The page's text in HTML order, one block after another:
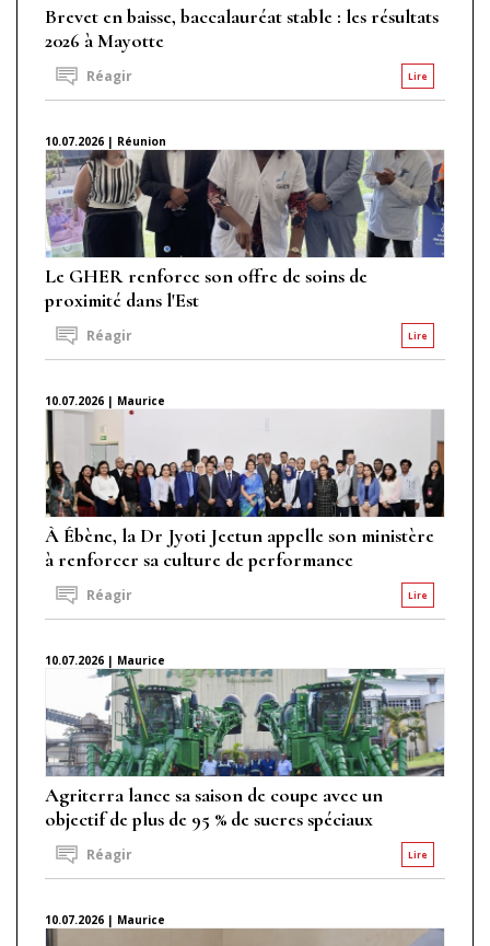
Brevet en baisse, baccalauréat stable : les résultats
2026 à Mayotte
Lire
Réagir
10.07.2026 | Réunion
Le GHER renforce son offre de soins de
proximité dans l'Est
Lire
Réagir
10.07.2026 | Maurice
À Ébène, la Dr Jyoti Jeetun appelle son ministère
à renforcer sa culture de performance
Lire
Réagir
10.07.2026 | Maurice
Agriterra lance sa saison de coupe avec un
objectif de plus de 95 % de sucres spéciaux
Lire
Réagir
10.07.2026 | Maurice